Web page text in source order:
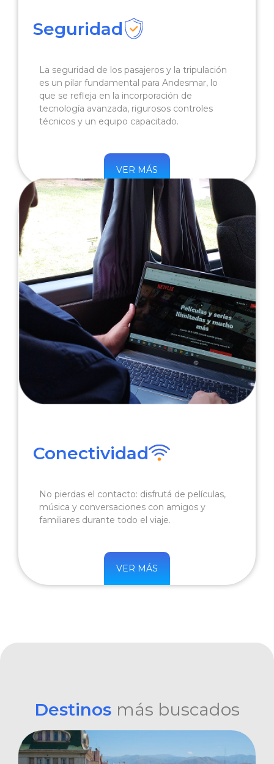
Seguridad
La seguridad de los pasajeros y la tripulación
es un pilar fundamental para Andesmar, lo
que se refleja en la incorporación de
tecnología avanzada, rigurosos controles
técnicos y un equipo capacitado.
VER MÁS
Conectividad
No pierdas el contacto: disfrutá de películas,
música y conversaciones con amigos y
familiares durante todo el viaje.
VER MÁS
Destinos más buscados